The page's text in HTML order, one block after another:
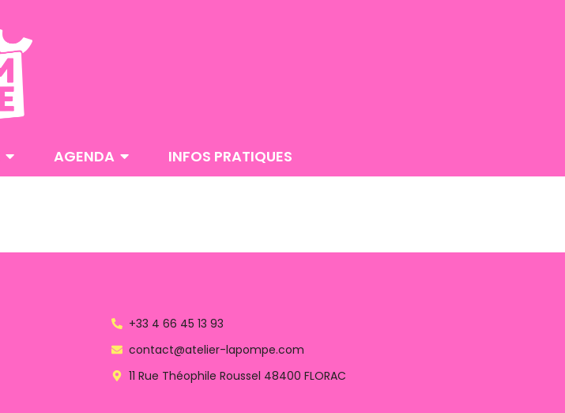
AGENDA INFOS PRATIQUES
+33 4 66 45 13 93
contact@atelier-lapompe.com
11 Rue Théophile Roussel 48400 FLORAC